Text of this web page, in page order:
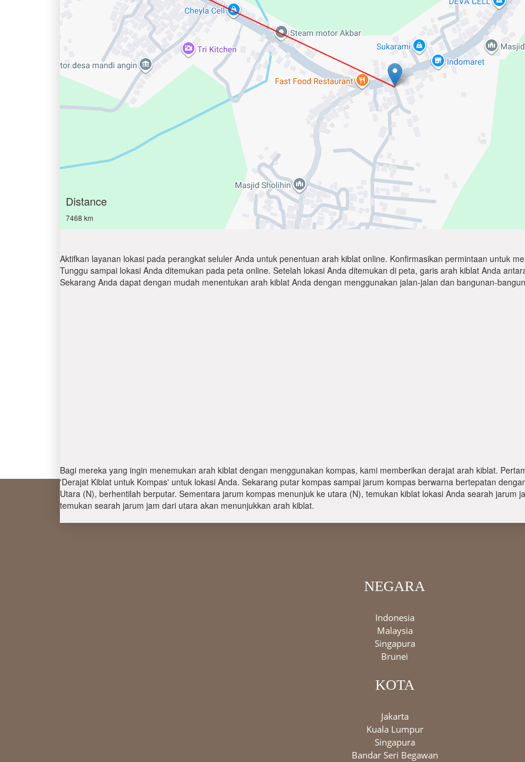
Distance
7468 km
Aktifkan layanan lokasi pada perangkat seluler Anda untuk penentuan arah kiblat online. Konfirmasikan permintaan untuk
Tunggu sampai lokasi Anda ditemukan pada peta online. Setelah lokasi Anda ditemukan di peta, garis arah kiblat Anda
Sekarang Anda dapat dengan mudah menentukan arah kiblat Anda dengan menggunakan jalan-jalan dan bangunan-
Bagi mereka yang ingin menemukan arah kiblat dengan menggunakan kompas, kami memberikan derajat arah kiblat.
'Derajat Kiblat untuk Kompas' untuk lokasi Anda. Sekarang putar kompas sampai jarum kompas berwarna bertepatan
Utara (N), berhentilah berputar. Sementara jarum kompas menunjuk ke utara (N), temukan kiblat lokasi Anda searah jarum
temukan searah jarum jam dari utara akan menunjukkan arah kiblat.
NEGARA
Indonesia
Malaysia
Singapura
Brunei
KOTA
Jakarta
Kuala Lumpur
Singapura
Bandar Seri Begawan